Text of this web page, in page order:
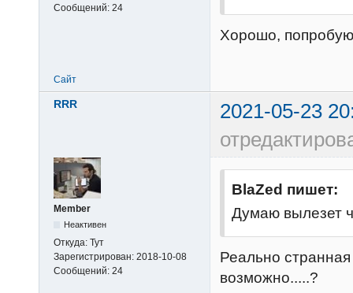
Сообщений: 24
Хорошо,
Сайт
RRR
2021-05-23
Member
Неактивен
Откуда: Тут
Зарегистрирован: 2018-10-08
Сообщений: 24
BlaZed пишет:
Думаю вылезет
Реально
возможно.....?